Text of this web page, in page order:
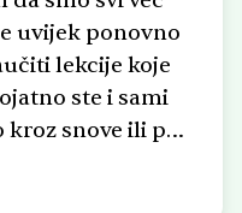
uvijek ponovno
lekcije koje
ste i sami
snove ili pak
za koja